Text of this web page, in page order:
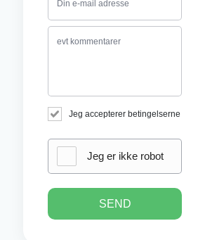
Jeg accepterer betingelserne
Jeg er ikke robot
SEND